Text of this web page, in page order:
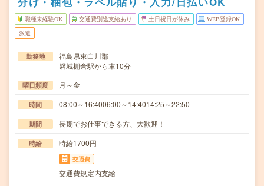
職種未経験OK 交通費別途支給あり 土日祝日が休み WEB登録OK
派遣
勤務地
福島県東白川郡
磐城棚倉駅から車10分
曜日頻度 月～金
時間 08:00～16:4006:00～14:4014:25～22:50
期間 長期でお仕事できる方、大歓迎！
時給 時給1700円
交通費
交通費規定内支給